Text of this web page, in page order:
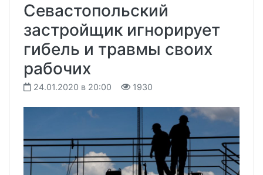
Севастопольский
застройщик игнорирует
гибель и травмы своих
рабочих
24.01.2020 в 20:00 1930